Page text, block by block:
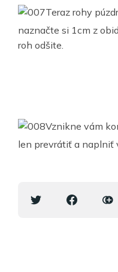
Teraz rohy
naznačte si 1cm z
roh odšite.
Vznikne vám
len prevrátiť a naplniť